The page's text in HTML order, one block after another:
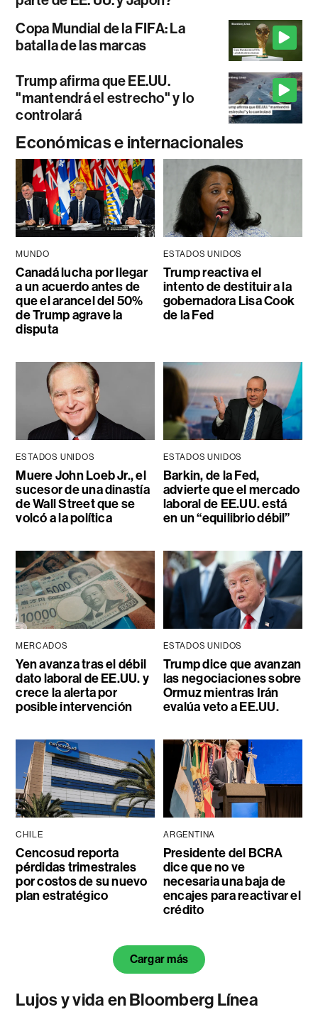
Copa Mundial de la FIFA: La
batalla de las marcas
Trump afirma que EE.UU.
"mantendrá el estrecho" y lo
controlará
Económicas e internacionales
MUNDO
Canadá lucha por llegar
a un acuerdo antes de
que el arancel del 50%
de Trump agrave la
disputa
ESTADOS UNIDOS
Trump reactiva el
intento de destituir a la
gobernadora Lisa Cook
de la Fed
ESTADOS UNIDOS
Muere John Loeb Jr., el
sucesor de una dinastía
de Wall Street que se
volcó a la política
ESTADOS UNIDOS
Barkin, de la Fed,
advierte que el mercado
laboral de EE.UU. está
en un “equilibrio débil”
MERCADOS
Yen avanza tras el débil
dato laboral de EE.UU. y
crece la alerta por
posible intervención
ESTADOS UNIDOS
Trump dice que avanzan
las negociaciones sobre
Ormuz mientras Irán
evalúa veto a EE.UU.
CHILE
Cencosud reporta
pérdidas trimestrales
por costos de su nuevo
plan estratégico
ARGENTINA
Presidente del BCRA
dice que no ve
necesaria una baja de
encajes para reactivar el
crédito
Cargar más
Lujos y vida en Bloomberg Línea